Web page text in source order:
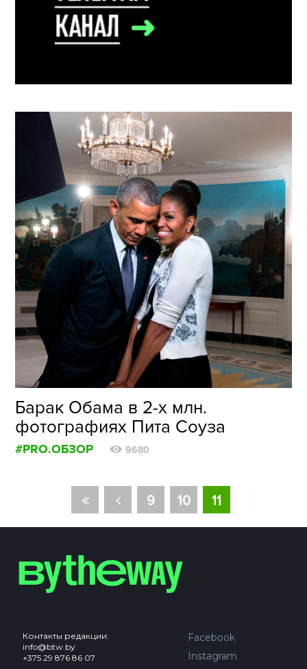
Барак Обама в 2-х млн.
фотографиях Пита Соуза
#PRO.ОБЗОР 9680
9 10 11
Контакты редакции:
info@btw.by
+375 29 876 86 07
Facebook
Instagram